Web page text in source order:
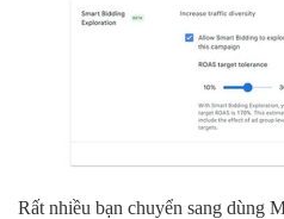
Rất nhiều bạn chuyển sang dùng